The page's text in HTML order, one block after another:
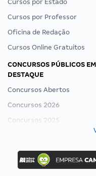
Cursos por Estado
Cursos por Professor
Oficina de Redação
Cursos Online Gratuitos
CONCURSOS PÚBLICOS EM
DESTAQUE
Concursos Abertos
Concursos 2026
Concursos 2025
Concurso Ibama
Concurso MPU